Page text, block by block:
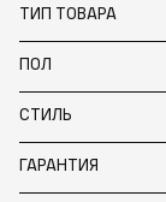
ТИП ТОВАРА
ПОЛ
СТИЛЬ
ГАРАНТИЯ